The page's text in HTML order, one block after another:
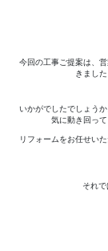
今回の工事ご提案は、
きまし
いかがでしたでしょう
気に動き回っ
リフォームをお任せい
それ